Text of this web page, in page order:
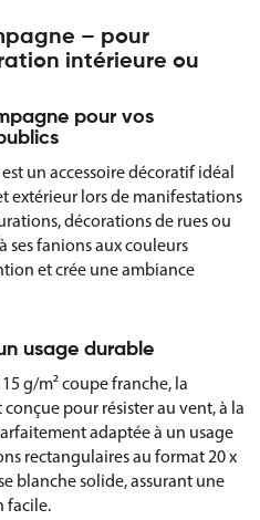
– pour
intérieure ou
pour vos
un accessoire décoratif idéal
extérieur lors de manifestations
décorations de rues ou
ses fanions aux couleurs
et crée une ambiance
usage durable
g/m² coupe franche, la
pour résister au vent, à la
adaptée à un usage
rectangulaires au format 20 x
blanche solide, assurant une
facile.